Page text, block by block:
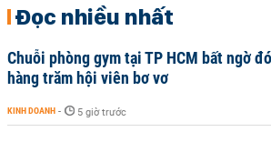
Đọc nhiều nhất
Chuỗi phòng gym tại TP HCM bất ngờ
hàng trăm hội viên bơ vơ
KINH DOANH - 5 giờ trước